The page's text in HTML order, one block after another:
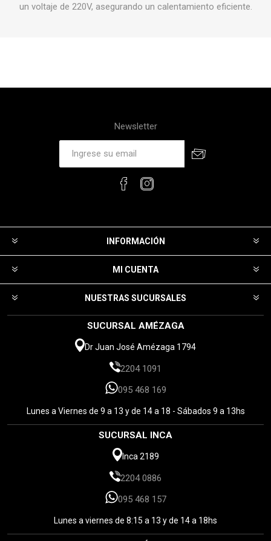
un voltaje de 220V, asegurando un calentamiento eficiente.
Newsletter
INFORMACIÓN
MI CUENTA
NUESTRAS SUCURSALES
SUCURSAL AMÉZAGA
Dr Juan José Amézaga 1794
2204 1091
095 468 169
Lunes a Viernes de 9 a 13 y de 14 a 18 - Sábados 9 a 13hs
SUCURSAL INCA
Inca 2189
2204 0886
095 468 157
Lunes a viernes de 8:15 a 13 y de 14 a 18hs